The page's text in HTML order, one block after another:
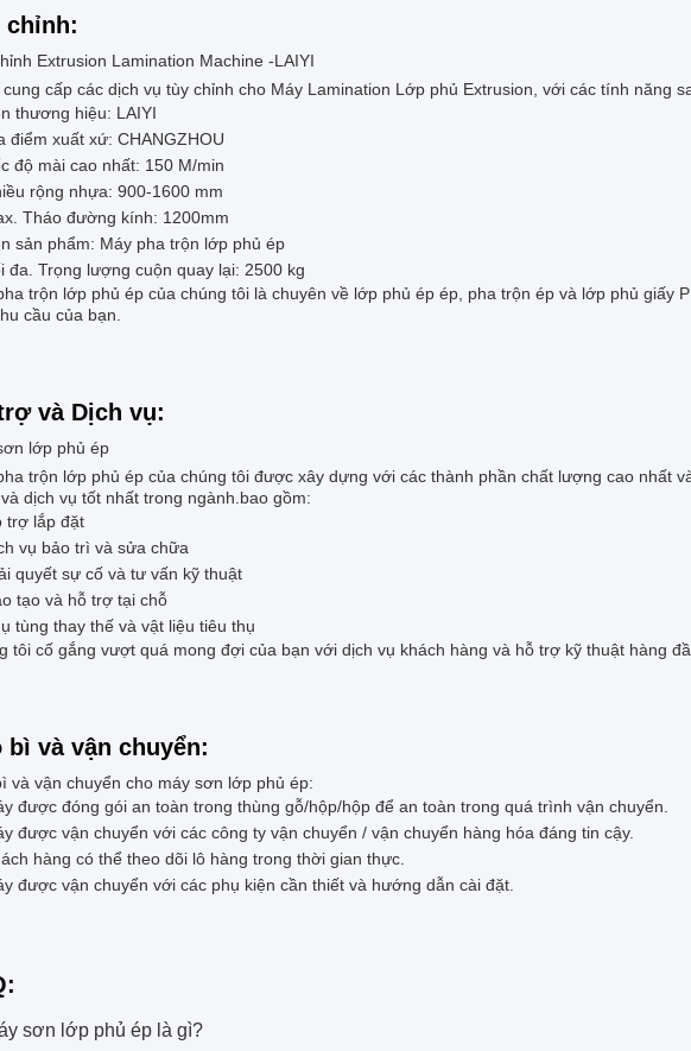
chỉnh:
Extrusion Lamination Machine -LAIYI
cung cấp các dịch vụ tùy chỉnh cho Máy Lamination Lớp phủ Extrusion, với các tính năng
thương hiệu: LAIYI
điểm xuất xứ: CHANGZHOU
độ mài cao nhất: 150 M/min
rộng nhựa: 900-1600 mm
Tháo đường kính: 1200mm
sản phẩm: Máy pha trộn lớp phủ ép
đa. Trọng lượng cuộn quay lại: 2500 kg
trộn lớp phủ ép của chúng tôi là chuyên về lớp phủ ép ép, pha trộn ép và lớp phủ giấy
cầu của bạn.
và Dịch vụ:
lớp phủ ép
trộn lớp phủ ép của chúng tôi được xây dựng với các thành phần chất lượng cao nhất
dịch vụ tốt nhất trong ngành.bao gồm:
trợ lắp đặt
vụ bảo trì và sửa chữa
quyết sự cố và tư vấn kỹ thuật
tạo và hỗ trợ tại chỗ
tùng thay thế và vật liệu tiêu thụ
tôi cố gắng vượt quá mong đợi của bạn với dịch vụ khách hàng và hỗ trợ kỹ thuật hàng
bì và vận chuyển:
và vận chuyển cho máy sơn lớp phủ ép:
được đóng gói an toàn trong thùng gỗ/hộp/hộp để an toàn trong quá trình vận chuyển.
được vận chuyển với các công ty vận chuyển / vận chuyển hàng hóa đáng tin cậy.
hàng có thể theo dõi lô hàng trong thời gian thực.
được vận chuyển với các phụ kiện cần thiết và hướng dẫn cài đặt.
sơn lớp phủ ép là gì?